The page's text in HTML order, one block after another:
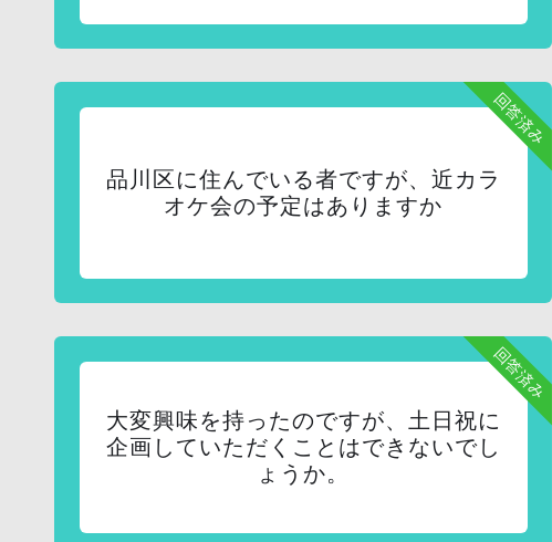
回答済み
品川区に住んでいる者ですが、近カラ
オケ会の予定はありますか
回答済み
大変興味を持ったのですが、土日祝に
企画していただくことはできないでし
ょうか。